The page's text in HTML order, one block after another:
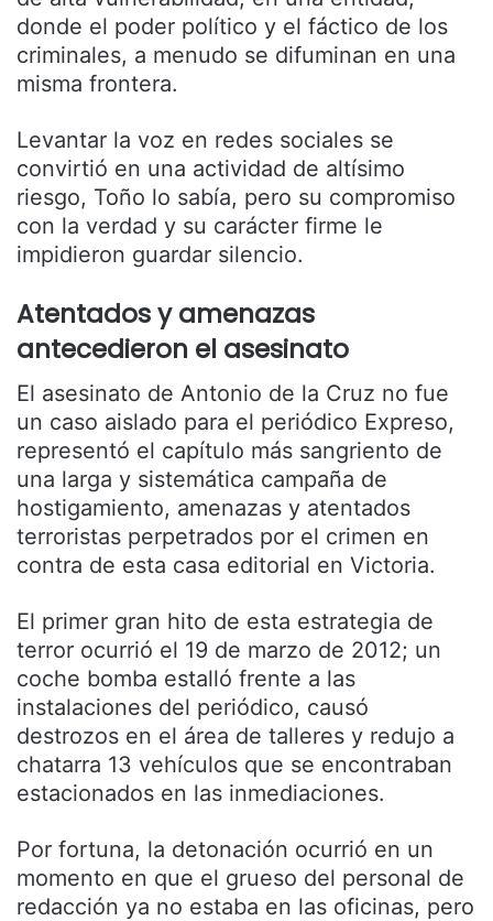
donde el poder político y el fáctico de los
criminales, a menudo se difuminan en una
misma frontera.
Levantar la voz en redes sociales se
convirtió en una actividad de altísimo
riesgo, Toño lo sabía, pero su compromiso
con la verdad y su carácter firme le
impidieron guardar silencio.
Atentados y amenazas
antecedieron el asesinato
El asesinato de Antonio de la Cruz no fue
un caso aislado para el periódico Expreso,
representó el capítulo más sangriento de
una larga y sistemática campaña de
hostigamiento, amenazas y atentados
terroristas perpetrados por el crimen en
contra de esta casa editorial en Victoria.
El primer gran hito de esta estrategia de
terror ocurrió el 19 de marzo de 2012; un
coche bomba estalló frente a las
instalaciones del periódico, causó
destrozos en el área de talleres y redujo a
chatarra 13 vehículos que se encontraban
estacionados en las inmediaciones.
Por fortuna, la detonación ocurrió en un
momento en que el grueso del personal de
redacción ya no estaba en las oficinas, pero